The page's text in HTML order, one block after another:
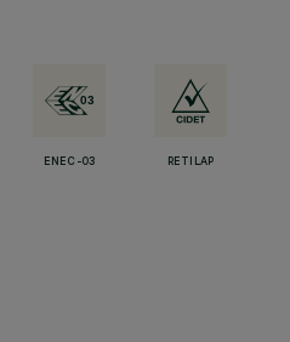
ENEC-03 RETILAP